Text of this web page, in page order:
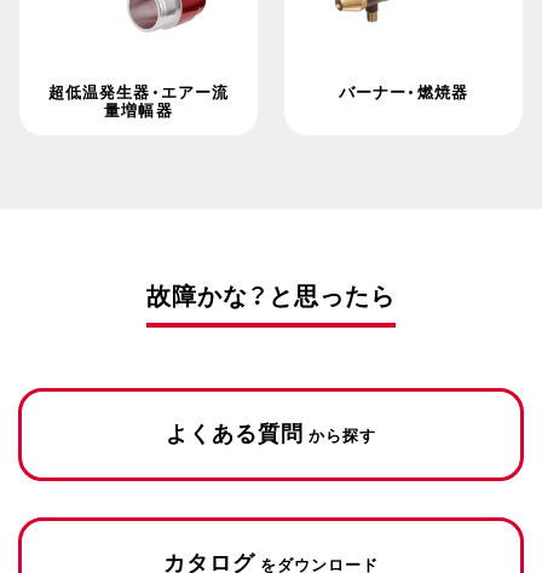
超低温発生器・エアー流
量増幅器
バーナー・燃焼器
故障かな？と思ったら
よくある質問 から探す
カタログ をダウンロード